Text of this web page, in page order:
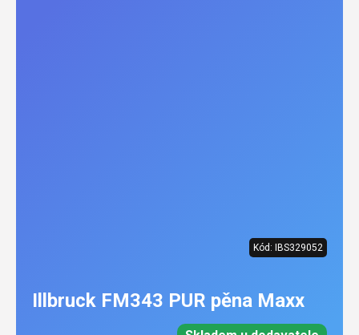
Kód: IBS329052
Illbruck FM343 PUR pěna Maxx